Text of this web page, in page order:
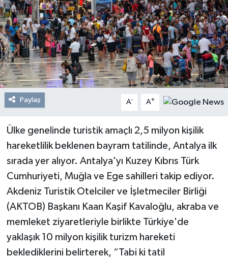
Paylaş A- A+
Ülke genelinde turistik amaçlı 2,5 milyon kişilik
hareketlilik beklenen bayram tatilinde, Antalya ilk
sırada yer alıyor. Antalya'yı Kuzey Kıbrıs Türk
Cumhuriyeti, Muğla ve Ege sahilleri takip ediyor.
Akdeniz Turistik Otelciler ve İşletmeciler Birliği
(AKTOB) Başkanı Kaan Kaşif Kavaloğlu, akraba ve
memleket ziyaretleriyle birlikte Türkiye'de
yaklaşık 10 milyon kişilik turizm hareketi
beklediklerini belirterek, “Tabi ki tatil